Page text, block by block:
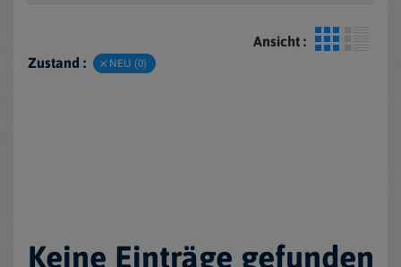
Ansicht :
Zustand :
NEU (0)
Keine Einträge gefunden